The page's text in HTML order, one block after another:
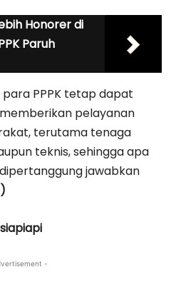
Honorer di
Paruh
PPPK tetap dapat
pelayanan
terutama tenaga
teknis, sehingga apa
jawabkan
-